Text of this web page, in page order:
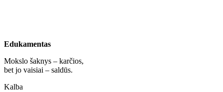
Edukamentas
Mokslo šaknys – karčios,
bet jo vaisiai – saldūs.
Kalba